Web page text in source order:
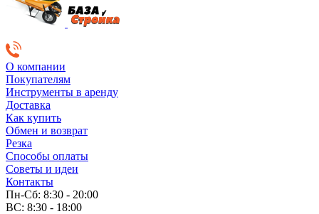
О компании
Покупателям
Инструменты в аренду
Доставка
Как купить
Обмен и возврат
Резка
Способы оплаты
Советы и идеи
Контакты
Пн-Сб: 8:30 - 20:00
ВС: 8:30 - 18:00